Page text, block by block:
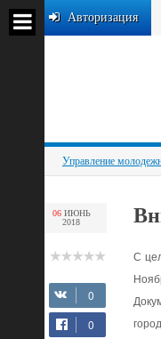
Авторизация
Управление
06ИЮНЬ
2018
С